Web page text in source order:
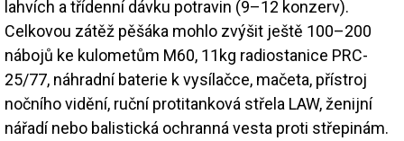
lahvích a třídenní dávku potravin (9–12 konzerv).
Celkovou zátěž pěšáka mohlo zvýšit ještě 100–200
nábojů ke kulometům M60, 11kg radiostanice PRC-
25/77, náhradní baterie k vysílačce, mačeta, přístroj
nočního vidění, ruční protitanková střela LAW, ženijní
nářadí nebo balistická ochranná vesta proti střepinám.